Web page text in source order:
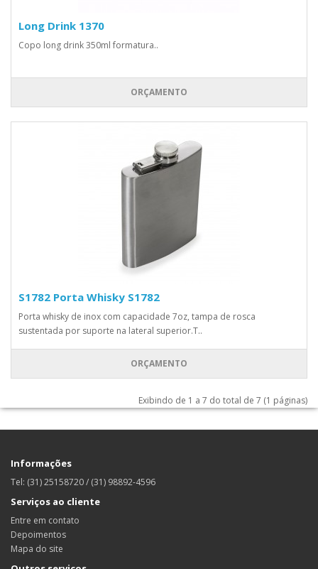
Long Drink 1370
Copo long drink 350ml formatura..
ORÇAMENTO
S1782 Porta Whisky S1782
Porta whisky de inox com capacidade 7oz, tampa de rosca
sustentada por suporte na lateral superior.T..
ORÇAMENTO
Exibindo de 1 a 7 do total de 7 (1 páginas)
Informações
Tel: (31) 25158720 / (31) 98892-4596
Serviços ao cliente
Entre em contato
Depoimentos
Mapa do site